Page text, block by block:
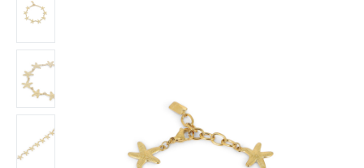
OUTLET
BLOG
NOS